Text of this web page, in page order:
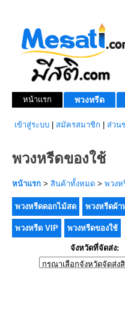
หน้าแรก พวงหรีด
เข้าสู่ระบบ สมัครสมาชิก ส่วน
พวงหรีดของใช้
หน้าแรก > สินค้าทั้งหมด > พวงห
พวงหรีดดอกไม้สด พวงหรีดผ้า
พวงหรีด VIP พวงหรีดของใช้
จังหวัดที่จัดส่ง: